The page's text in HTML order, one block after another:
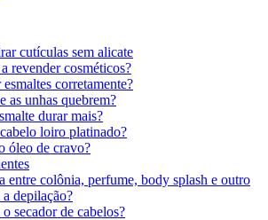
cutículas sem alicate
revender cosméticos?
corretamente?
as unhas quebrem?
durar mais?
loiro platinado?
óleo de cravo?
entre colônia, perfume, body splash e outro
depilação?
secador de cabelos?